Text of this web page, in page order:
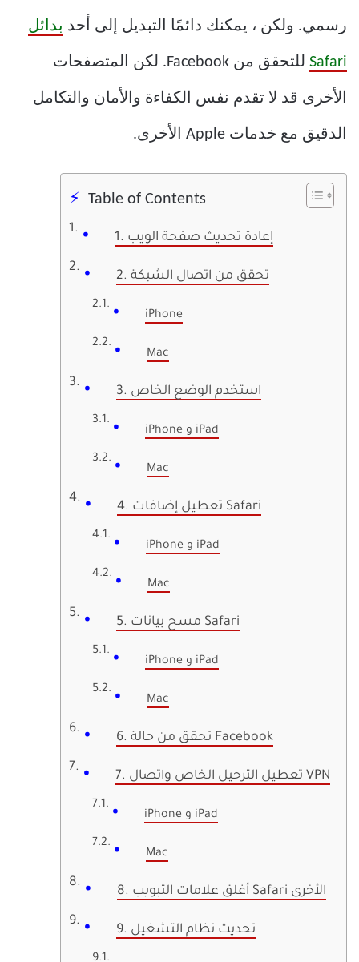
رسمي. ولكن ، يمكنك دائمًا التبديل إلى أحد بدائل
Safari للتحقق من Facebook. لكن المتصفحات
الأخرى قد لا تقدم نفس الكفاءة والأمان والتكامل
الدقيق مع خدمات Apple الأخرى.
Table of Contents
1. إعادة تحديث صفحة الويب
2. تحقق من اتصال الشبكة
iPhone
Mac
3. استخدم الوضع الخاص
iPhone و iPad
Mac
4. تعطيل إضافات Safari
iPhone و iPad
Mac
5. مسح بيانات Safari
iPhone و iPad
Mac
6. تحقق من حالة Facebook
7. تعطيل الترحيل الخاص واتصال VPN
iPhone و iPad
Mac
8. أغلق علامات التبويب Safari الأخرى
9. تحديث نظام التشغيل